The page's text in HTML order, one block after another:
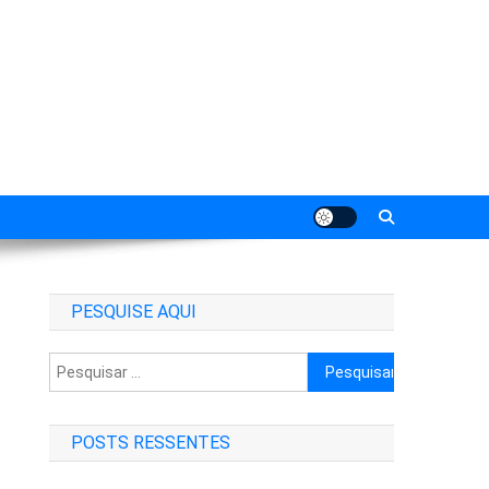
PESQUISE AQUI
Pesquisar
por:
POSTS RESSENTES